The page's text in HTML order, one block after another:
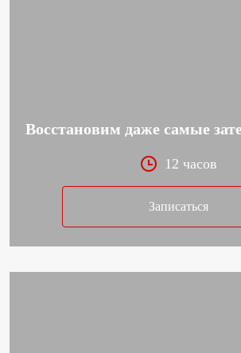
Восстановим даже самые
12 часов
Записаться